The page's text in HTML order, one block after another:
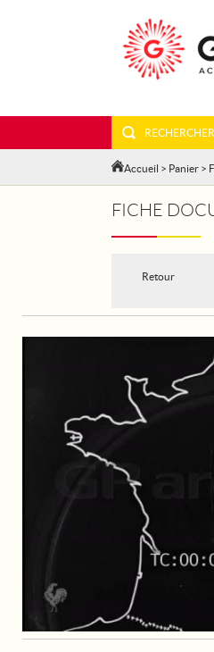
Accueil > Panier >
FICHE
Retour